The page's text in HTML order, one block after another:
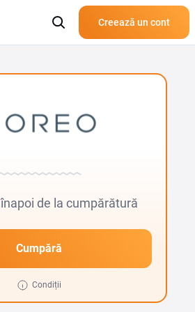
Creează un cont
înapoi de la cumpărătură
Cumpără
Condiții